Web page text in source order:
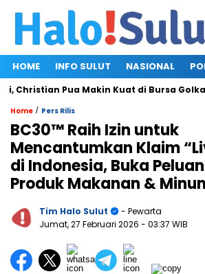
HOME INFO SULUT NASIONAL
Pua Makin Kuat di Bursa Golkar
Home / Pers Rilis
BC30™ Raih Izin untuk
Mencantumkan Klaim
di Indonesia, Buka
Produk Makanan &
Tim Halo Sulut
- Pewarta
Jumat, 27 Februari 2026 - 03:37 WIB